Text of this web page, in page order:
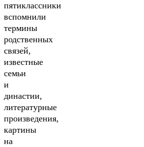
пятиклассники
вспомнили
термины
родственных
связей,
известные
семьи
и
династии,
литературные
произведения,
картины
на